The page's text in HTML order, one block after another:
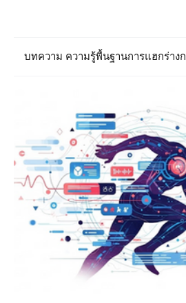
บทความ ความรู้พื้นฐานการแฮกร่าง